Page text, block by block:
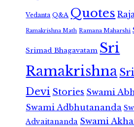
Vedanta Q&A Quotes
Ramakrishna Math Ramana Maharshi
Srimad Bhagavatam Sri
Ramakrishna
Devi Stories Swami
Swami Adbhutananda
Advaitananda Swami